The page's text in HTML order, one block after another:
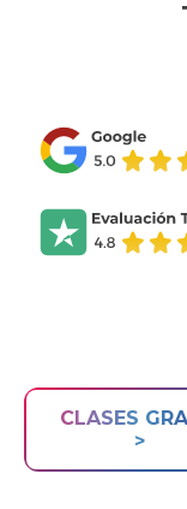
CLASES
>